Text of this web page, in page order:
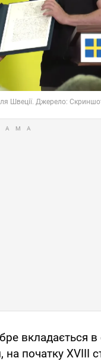
вкладається в
на початку XVIII